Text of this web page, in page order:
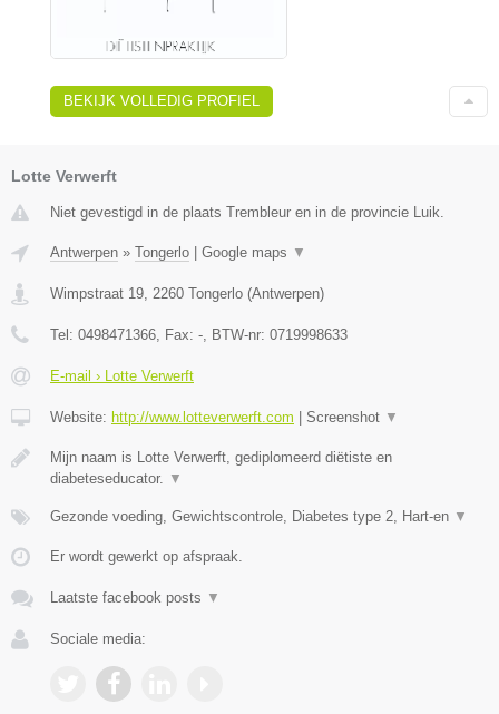
BEKIJK VOLLEDIG PROFIEL
Lotte Verwerft
Niet gevestigd in de plaats Trembleur en in de provincie Luik.
Antwerpen » Tongerlo Google maps ▼
Wimpstraat 19 2260 Tongerlo (Antwerpen)
Tel: 0498471366 , Fax: - , BTW-nr: 0719998633
E-mail › Lotte Verwerft
Website: http://www.lotteverwerft.com Screenshot ▼
Mijn naam is Lotte Verwerft, gediplomeerd diëtiste en
diabeteseducator.
▼
Gezonde voeding, Gewichtscontrole, Diabetes type 2, Hart-en ▼
Er wordt gewerkt op afspraak.
Laatste facebook posts ▼
Sociale media: